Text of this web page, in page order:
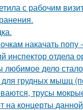
с рабочим
накачать попу -
инспектор отдела
любимое дело
грудных мышц
трусы
на концерты